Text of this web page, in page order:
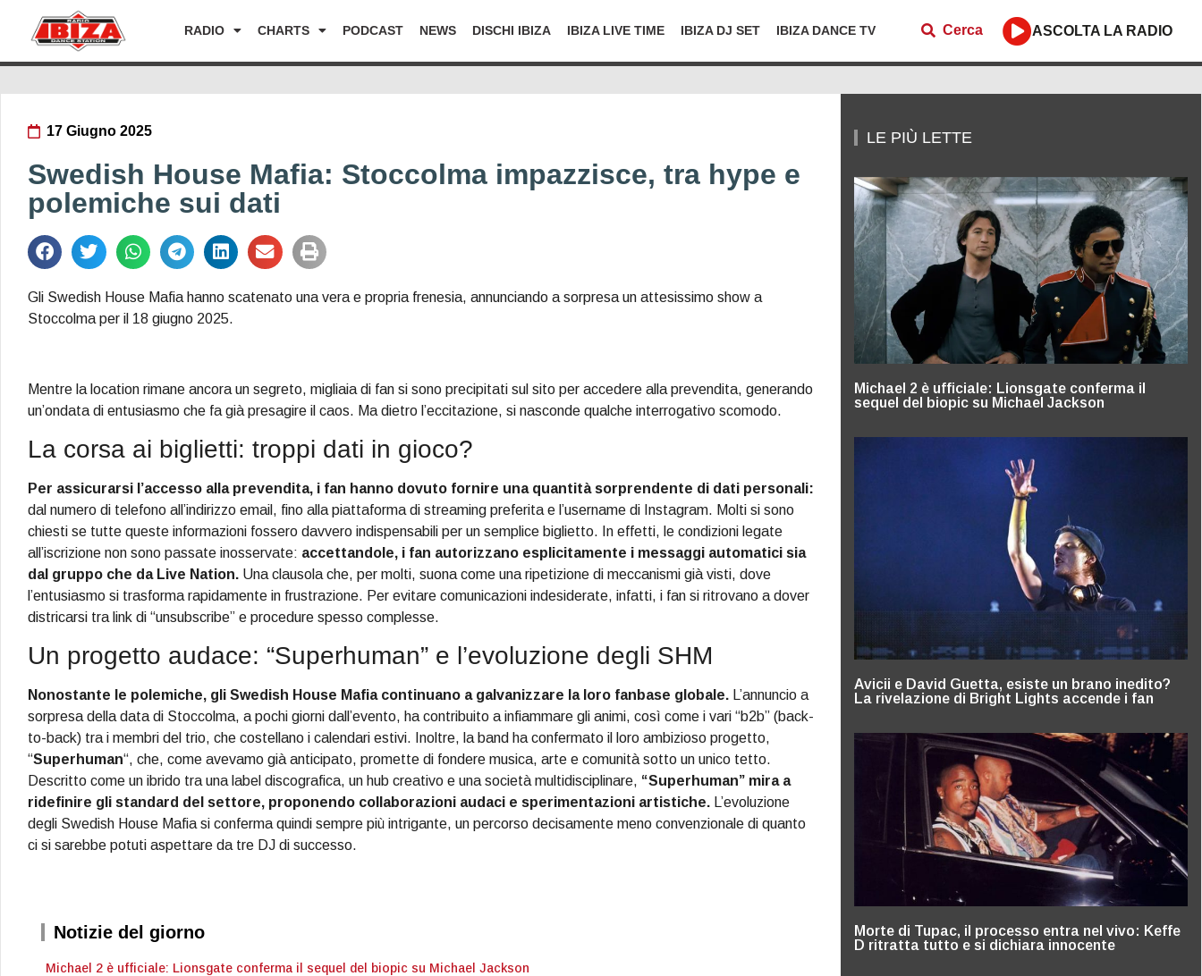
RADIO CHARTS PODCAST NEWS DISCHI IBIZA IBIZA LIVE TIME IBIZA DJ SET IBIZA DANCE TV Cerca ASCOLTA LA RADIO
17 Giugno 2025
Swedish House Mafia: Stoccolma impazzisce, tra hype e
polemiche sui dati
Gli Swedish House Mafia hanno scatenato una vera e propria frenesia, annunciando a sorpresa un attesissimo show a
Stoccolma per il 18 giugno 2025.
Mentre la location rimane ancora un segreto, migliaia di fan si sono precipitati sul sito per accedere alla prevendita, generando
un’ondata di entusiasmo che fa già presagire il caos. Ma dietro l’eccitazione, si nasconde qualche interrogativo scomodo.
La corsa ai biglietti: troppi dati in gioco?
Per assicurarsi l’accesso alla prevendita, i fan hanno dovuto fornire una quantità sorprendente di dati personali:
dal numero di telefono all’indirizzo email, fino alla piattaforma di streaming preferita e l’username di Instagram. Molti si sono
chiesti se tutte queste informazioni fossero davvero indispensabili per un semplice biglietto. In effetti, le condizioni legate
all’iscrizione non sono passate inosservate: accettandole, i fan autorizzano esplicitamente i messaggi automatici sia
dal gruppo che da Live Nation. Una clausola che, per molti, suona come una ripetizione di meccanismi già visti, dove
l’entusiasmo si trasforma rapidamente in frustrazione. Per evitare comunicazioni indesiderate, infatti, i fan si ritrovano a dover
districarsi tra link di “unsubscribe” e procedure spesso complesse.
Un progetto audace: “Superhuman” e l’evoluzione degli SHM
Nonostante le polemiche, gli Swedish House Mafia continuano a galvanizzare la loro fanbase globale. L’annuncio a
sorpresa della data di Stoccolma, a pochi giorni dall’evento, ha contribuito a infiammare gli animi, così come i vari “b2b” (back-
to-back) tra i membri del trio, che costellano i calendari estivi. Inoltre, la band ha confermato il loro ambizioso progetto,
“Superhuman“, che, come avevamo già anticipato, promette di fondere musica, arte e comunità sotto un unico tetto.
Descritto come un ibrido tra una label discografica, un hub creativo e una società multidisciplinare, “Superhuman” mira a
ridefinire gli standard del settore, proponendo collaborazioni audaci e sperimentazioni artistiche. L’evoluzione
degli Swedish House Mafia si conferma quindi sempre più intrigante, un percorso decisamente meno convenzionale di quanto
ci si sarebbe potuti aspettare da tre DJ di successo.
Notizie del giorno
Michael 2 è ufficiale: Lionsgate conferma il sequel del biopic su Michael Jackson
LE PIÙ LETTE
Michael 2 è ufficiale: Lionsgate conferma il
sequel del biopic su Michael Jackson
Avicii e David Guetta, esiste un brano inedito?
La rivelazione di Bright Lights accende i fan
Morte di Tupac, il processo entra nel vivo: Keffe
D ritratta tutto e si dichiara innocente